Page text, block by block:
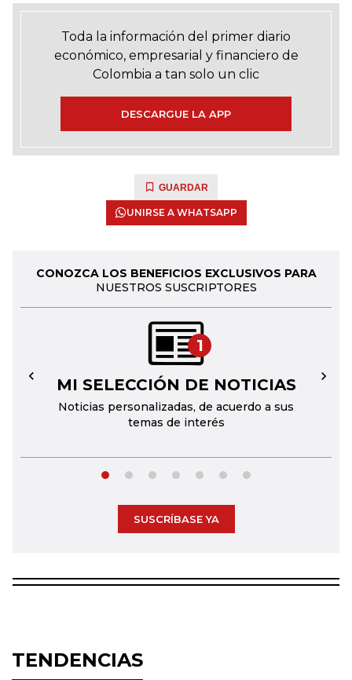
Toda la información del primer diario
económico, empresarial y financiero de
Colombia a tan solo un clic
DESCARGUE LA APP
GUARDAR
UNIRSE A WHATSAPP
CONOZCA LOS BENEFICIOS EXCLUSIVOS PARA
NUESTROS SUSCRIPTORES
1
MI SELECCIÓN DE NOTICIAS
Noticias personalizadas, de acuerdo a sus
temas de interés
← →
SUSCRÍBASE YA
TENDENCIAS